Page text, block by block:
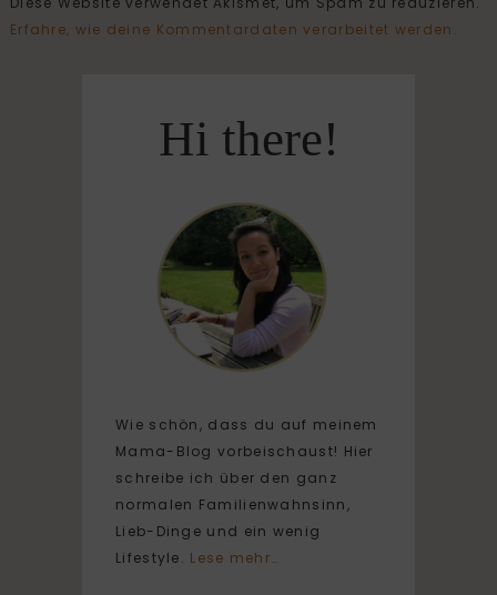
Erfahre, wie deine Kommentardaten verarbeitet werden.
Hi there!
Wie schön, dass du auf meinem
Mama-Blog vorbeischaust! Hier
schreibe ich über den ganz
normalen Familienwahnsinn,
Lieb-Dinge und ein wenig
Lifestyle. Lese mehr…